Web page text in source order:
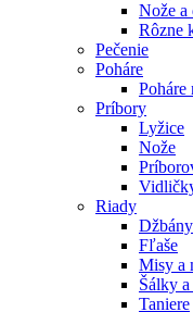
Nože a
Rôzne
Pečenie
Poháre
Poháre
Príbory
Lyžice
Nože
Riady
Fľaše
Misy a
Šálky
Taniere